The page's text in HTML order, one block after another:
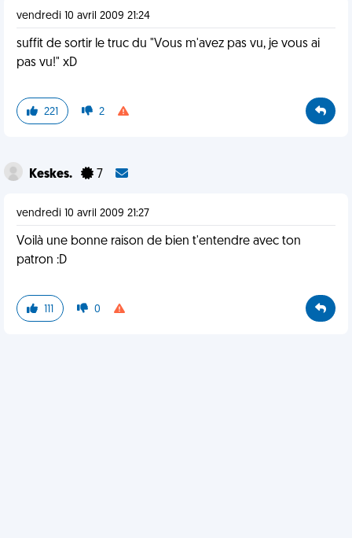
vendredi 10 avril 2009 21:24
suffit de sortir le truc du "Vous m'avez pas vu, je vous ai
pas vu!" xD
221 2
Keskes. 7
vendredi 10 avril 2009 21:27
Voilà une bonne raison de bien t'entendre avec ton
patron :D
111 0